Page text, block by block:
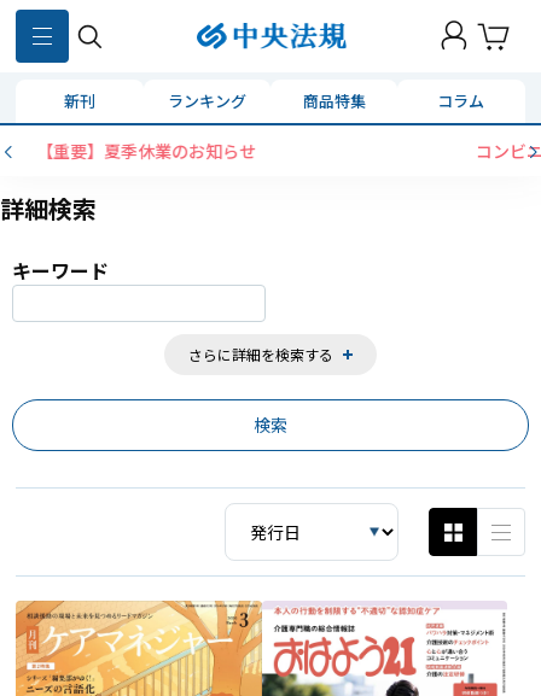
新刊 ランキング 商品特集 コラム
コンビニ決済に「セブンイレブン」を追加いたしました
詳細検索
キーワード
さらに詳細を検索する
859